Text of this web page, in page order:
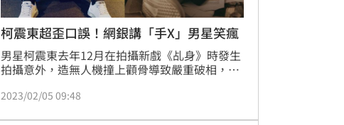
柯震東超歪口誤！網銀講「手X」男星笑瘋
男星柯震東去年12月在拍攝新戲《乩身》時發生
拍攝意外，造無人機撞上顴骨導致嚴重破相，就
在社群分享日常。今（5號）他與分享與好友禾
2023/02/05 09:48